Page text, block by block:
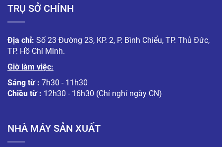
TRỤ SỞ CHÍNH
Địa chỉ: Số 23 Đường 23, KP. 2, P. Bình Chiểu, TP. Thủ Đức,
TP. Hồ Chí Minh.
Giờ làm việc:
Sáng từ : 7h30 - 11h30
Chiều từ : 12h30 - 16h30 (Chỉ nghỉ ngày CN)
NHÀ MÁY SẢN XUẤT